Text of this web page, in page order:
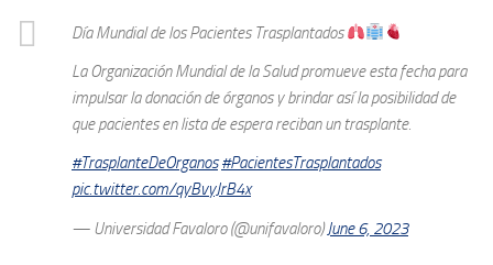
Día Mundial de los Pacientes Trasplantados
La Organización Mundial de la Salud promueve esta fecha para
impulsar la donación de órganos y brindar así la posibilidad de
que pacientes en lista de espera reciban un trasplante.
#TrasplanteDeOrganos #PacientesTrasplantados
pic.twitter.com/qyBvyJrB4x
— Universidad Favaloro (@unifavaloro)June 6, 2023